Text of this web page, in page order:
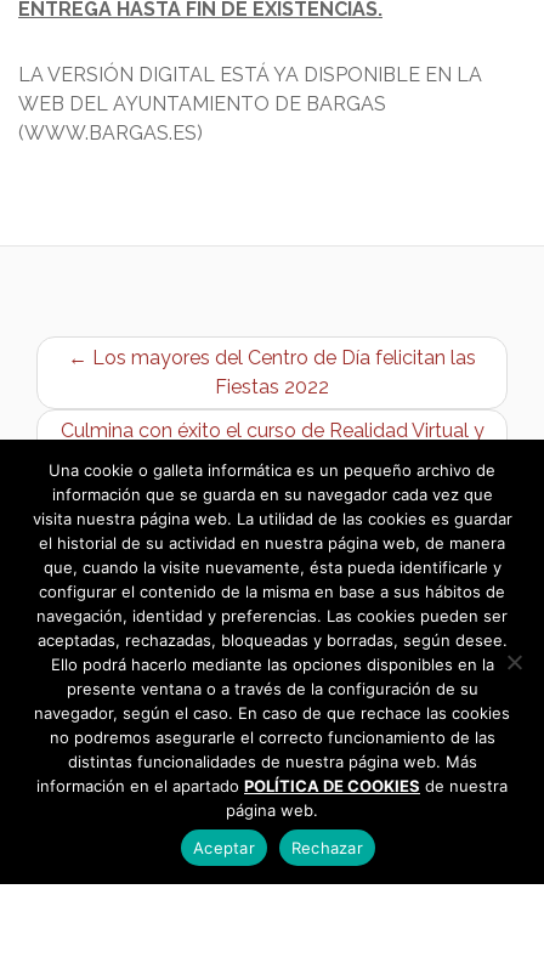
ENTREGA HASTA FIN DE EXISTENCIAS.
LA VERSIÓN DIGITAL ESTÁ YA DISPONIBLE EN LA
WEB DEL AYUNTAMIENTO DE BARGAS
(WWW.BARGAS.ES)
← Los mayores del Centro de Día felicitan las
Fiestas 2022
Culmina con éxito el curso de Realidad Virtual y
Aumentada para jóvenes en Bargas →
Una cookie o galleta informática es un pequeño archivo de
información que se guarda en su navegador cada vez que
visita nuestra página web. La utilidad de las cookies es guardar
el historial de su actividad en nuestra página web, de manera
que, cuando la visite nuevamente, ésta pueda identificarle y
configurar el contenido de la misma en base a sus hábitos de
navegación, identidad y preferencias. Las cookies pueden ser
aceptadas, rechazadas, bloqueadas y borradas, según desee.
Ello podrá hacerlo mediante las opciones disponibles en la
presente ventana o a través de la configuración de su
navegador, según el caso. En caso de que rechace las cookies
no podremos asegurarle el correcto funcionamiento de las
distintas funcionalidades de nuestra página web. Más
información en el apartado POLÍTICA DE COOKIES de nuestra
página web.
Aceptar
Rechazar